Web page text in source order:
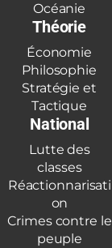
Océanie
Théorie
Économie
Philosophie
Stratégie et
Tactique
National
Lutte des
classes
Réactionnarisati
on
Crimes contre le
peuple